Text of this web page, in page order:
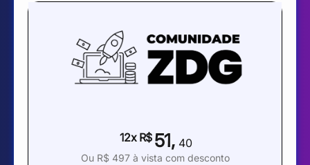
12x R$ 51, 40
Ou R$ 497 à vista com desconto